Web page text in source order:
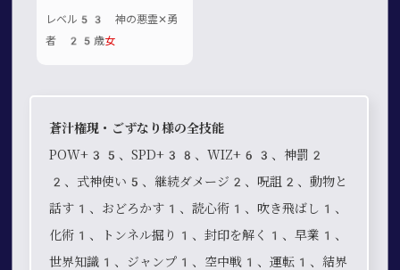
レベル53 神の悪霊✕勇
者 25歳女
蒼汁権現・ごずなり様の全技能
POW+35、SPD+38、WIZ+63、神罰2
2、式神使い5、継続ダメージ2、呪詛2、動物と
話す1、おどろかす1、読心術1、吹き飛ばし1、
化術1、トンネル掘り1、封印を解く1、早業1、
世界知識1、ジャンプ1、空中戦1、運転1、結界